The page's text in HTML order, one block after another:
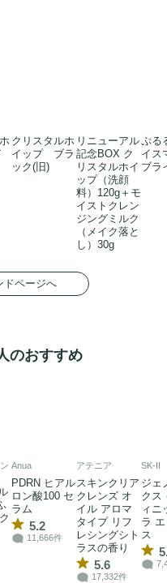
クリスタルホ
イップ ブラ
ック(旧)
リニューアル
記念BOX ク
リスタルホイ
ップ（洗顔
料）120g＋モ
イストクレン
ジングミルク
（メイク落と
し）30g
ぷる
イス
ブラ
ドページへ
のおすすめ
Anua
PDRN ヒアル
ロン酸100 セ
ラム
5.2
11,666件
アテニア
スキンクリア
クレンズ オ
イル アロマ
タイプ リフ
レシングシト
ラスの香り
5.6
17,332件
SK-II
ジェ
クス
ィニ
ラ
ス